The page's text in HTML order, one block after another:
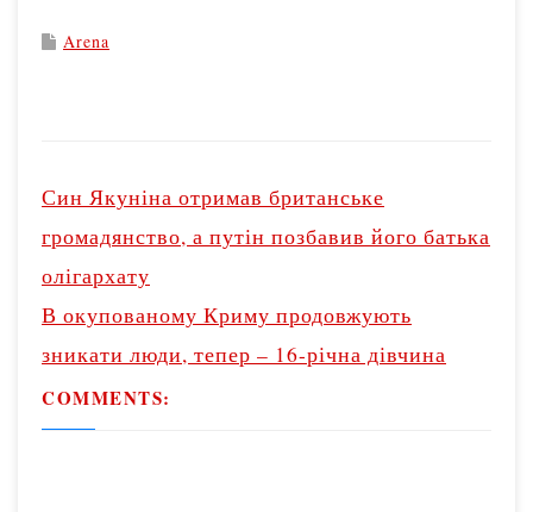
Arena
o
t
n
a
v
i
g
Син Якуніна отримав британське
громадянство, а путін позбавив його батька
олігархату
В окупованому Криму продовжують
зникати люди, тепер – 16-річна дівчина
COMMENTS: